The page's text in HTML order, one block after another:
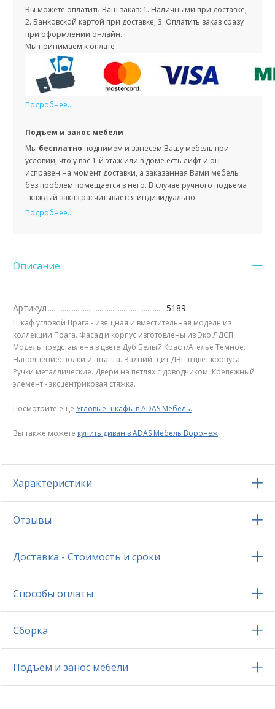
Вы можете оплатить Ваш заказ: 1. Наличными при доставке,
2. Банковской картой при доставке, 3. Оплатить заказ сразу
при оформлении онлайн.
Мы принимаем к оплате
Подробнее...
Подъем и занос мебели
Мы бесплатно поднимем и занесем Вашу мебель при
условии, что у вас 1-й этаж или в доме есть лифт и он
исправен на момент доставки, а заказанная Вами мебель
без проблем помещается в него. В случае ручного подъема
- каждый заказ расчитывается индивидуально.
Подробнее...
Описание
Артикул 5189
Шкаф угловой Прага - изящная и вместительная модель из
коллекции Прага. Фасад и корпус изготовлены из Эко ЛДСП.
Модель представлена в цвете Дуб Белый Крафт/Ателье Темное.
Наполнение: полки и штанга. Задний щит ДВП в цвет корпуса.
Ручки металлические. Двери на петлях с доводчиком. Крепежный
элемент - эксцентриковая стяжка.
Посмотрите ещё Угловые шкафы в ADAS Мебель.
Вы также можете купить диван в ADAS Мебель Воронеж.
Характеристики
Отзывы
Доставка - Стоимость и сроки
Способы оплаты
Сборка
Подъем и занос мебели